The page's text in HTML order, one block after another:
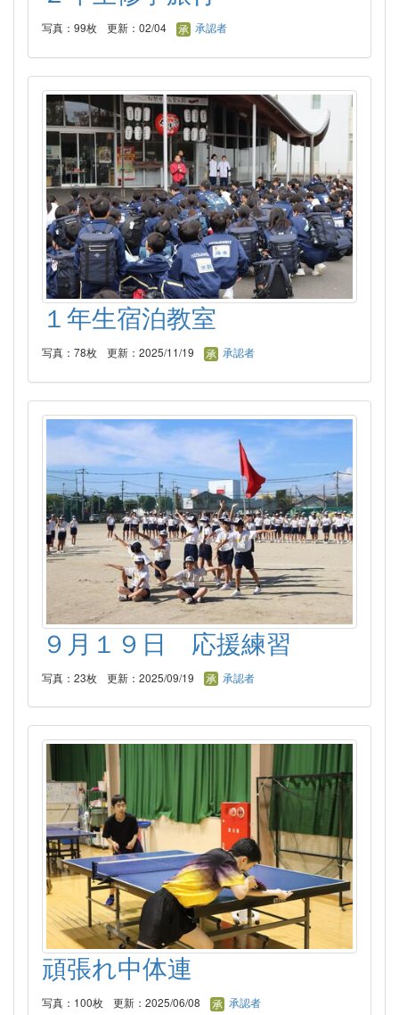
写真：99枚 更新：02/04 承認者
１年生宿泊教室
写真：78枚 更新：2025/11/19 承認者
９月１９日 応援練習
写真：23枚 更新：2025/09/19 承認者
頑張れ中体連
写真：100枚 更新：2025/06/08 承認者